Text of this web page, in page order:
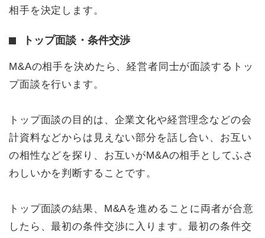
相手を決定します。
トップ面談・条件交渉
M&Aの相手を決めたら、経営者同士が面談するトッ
プ面談を行います。
トップ面談の目的は、企業文化や経営理念などの会
計資料などからは見えない部分を話し合い、お互い
の相性などを探り、お互いがM&Aの相手としてふさ
わしいかを判断することです。
トップ面談の結果、M&Aを進めることに両者が合意
したら、最初の条件交渉に入ります。最初の条件交